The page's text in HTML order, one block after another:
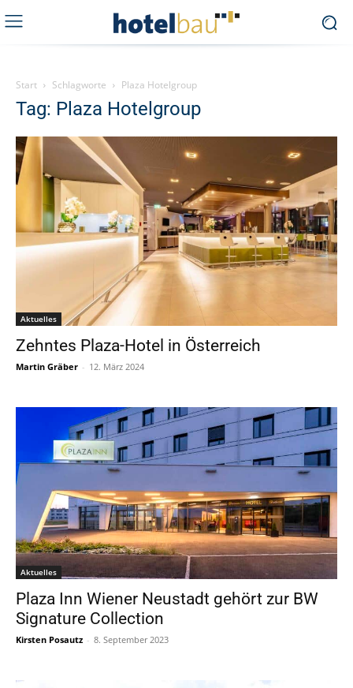
Start Schlagworte Plaza Hotelgroup
Tag: Plaza Hotelgroup
Aktuelles
Zehntes Plaza-Hotel in Österreich
Martin Gräber - 12. März 2024
Aktuelles
Plaza Inn Wiener Neustadt gehört zur BW
Signature Collection
Kirsten Posautz - 8. September 2023